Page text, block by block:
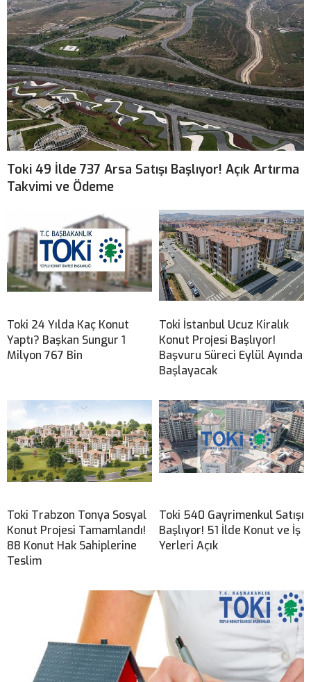
Toki 49 İlde 737 Arsa Satışı Başlıyor! Açık Artırma
Takvimi ve Ödeme
Toki 24 Yılda Kaç Konut
Yaptı? Başkan Sungur 1
Milyon 767 Bin
Toki İstanbul Ucuz Kiralık
Konut Projesi Başlıyor!
Başvuru Süreci Eylül Ayında
Başlayacak
Toki Trabzon Tonya Sosyal
Konut Projesi Tamamlandı!
88 Konut Hak Sahiplerine
Teslim
Toki 540 Gayrimenkul Satışı
Başlıyor! 51 İlde Konut ve İş
Yerleri Açık